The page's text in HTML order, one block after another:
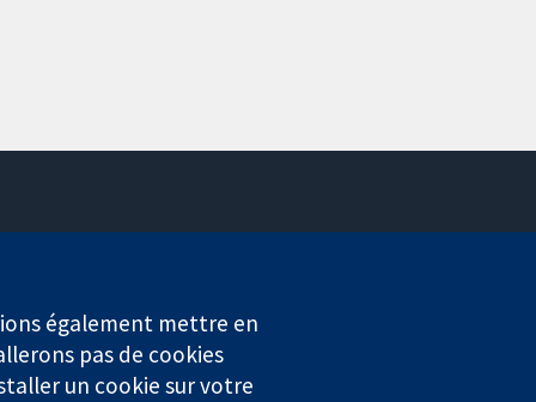
Service de presse
Qui sommes-nous
Offres d'emploi
Cochrane Library
également mettre en
pas de cookies
un cookie sur votre